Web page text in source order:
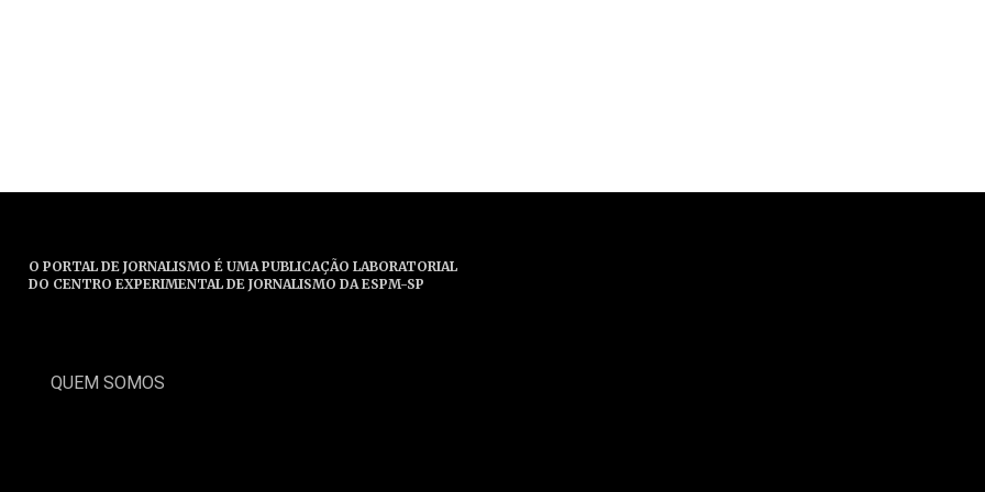
O PORTAL DE JORNALISMO É UMA PUBLICAÇÃO LABORATORIAL
DO CENTRO EXPERIMENTAL DE JORNALISMO DA ESPM-SP
QUEM SOMOS